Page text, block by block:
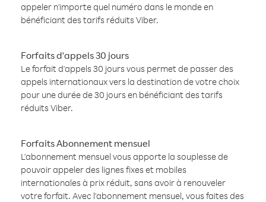
appeler n'importe quel numéro dans le monde en
bénéficiant des tarifs réduits Viber.
Forfaits d'appels 30 jours
Le forfait d'appels 30 jours vous permet de passer des
appels internationaux vers la destination de votre choix
pour une durée de 30 jours en bénéficiant des tarifs
réduits Viber.
Forfaits Abonnement mensuel
L'abonnement mensuel vous apporte la souplesse de
pouvoir appeler des lignes fixes et mobiles
internationales à prix réduit, sans avoir à renouveler
votre forfait. Avec l'abonnement mensuel, vous faites des